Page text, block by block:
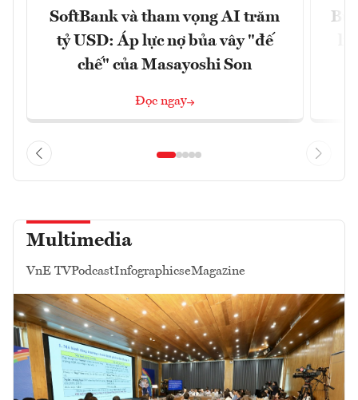
SoftBank và tham vọng AI trăm
tỷ USD: Áp lực nợ bủa vây "đế
chế" của Masayoshi Son
Đọc ngay
Multimedia
VnE TVPodcastInfographicseMagazine